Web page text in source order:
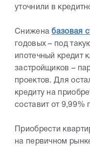
уточнили в
Снижена базовая
годовых – под
ипотечный кредит
застройщиков –
проектов. Для
кредиту на
составит от 9,99%
Приобрести
на первичном